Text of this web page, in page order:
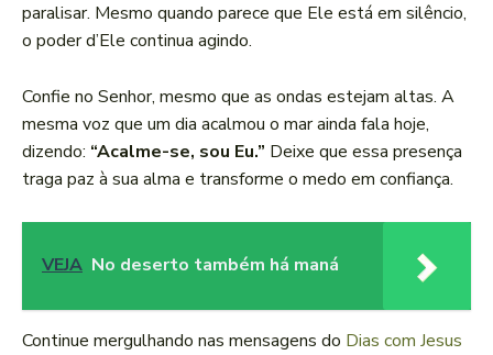
paralisar. Mesmo quando parece que Ele está em silêncio,
o poder d’Ele continua agindo.
Confie no Senhor, mesmo que as ondas estejam altas. A
mesma voz que um dia acalmou o mar ainda fala hoje,
dizendo: “Acalme-se, sou Eu.” Deixe que essa presença
traga paz à sua alma e transforme o medo em confiança.
VEJA No deserto também há maná
Continue mergulhando nas mensagens do Dias com Jesus